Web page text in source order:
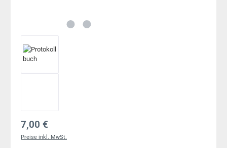
Regulärer Preis:
7,00 €
Preise inkl. MwSt.